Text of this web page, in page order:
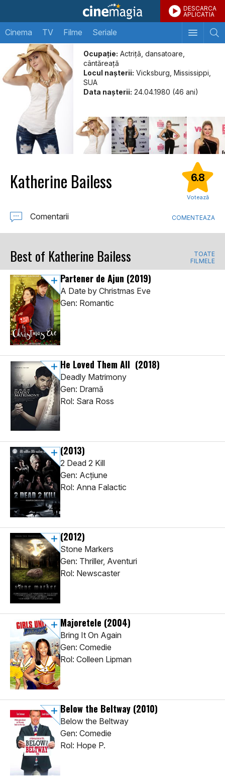
DESCARCA
APLICATIA
Cinema TV Filme Seriale
Ocupație: Actriţă, dansatoare,
cântăreaţă
Locul naşterii: Vicksburg, Mississippi,
SUA
Data naşterii: 24.04.1980 (46 ani)
Katherine Bailess 6.8
Votează
Comentarii COMENTEAZA
Best of Katherine Bailess
TOATE
FILMELE
Partener de Ajun (2019)
A Date by Christmas Eve
Gen: Romantic
He Loved Them All (2018)
Deadly Matrimony
Gen: Dramă
Rol: Sara Ross
(2013)
2 Dead 2 Kill
Gen: Acţiune
Rol: Anna Falactic
(2012)
Stone Markers
Gen: Thriller, Aventuri
Rol: Newscaster
Majoretele (2004)
Bring It On Again
Gen: Comedie
Rol: Colleen Lipman
Below the Beltway (2010)
Below the Beltway
Gen: Comedie
Rol: Hope P.